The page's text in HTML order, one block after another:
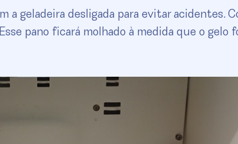
a geladeira desligada para evitar acidentes.
pano ficará molhado à medida que o gelo